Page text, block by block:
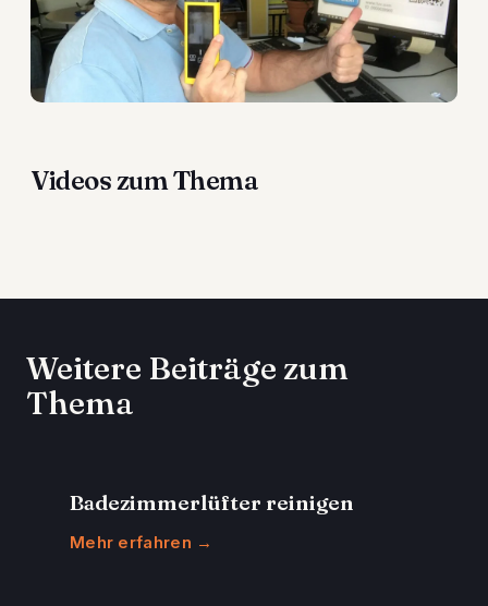
Videos zum Thema
Weitere Beiträge zum
Thema
Badezimmerlüfter reinigen
Mehr erfahren →